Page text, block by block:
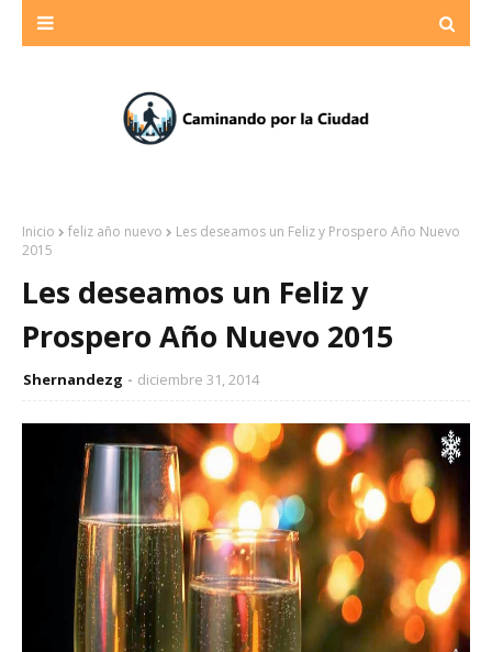
Inicio feliz año nuevo
Les deseamos un Feliz y Prospero Año Nuevo
2015
Les deseamos un Feliz y
Prospero Año Nuevo 2015
Shernandezg diciembre 31, 2014